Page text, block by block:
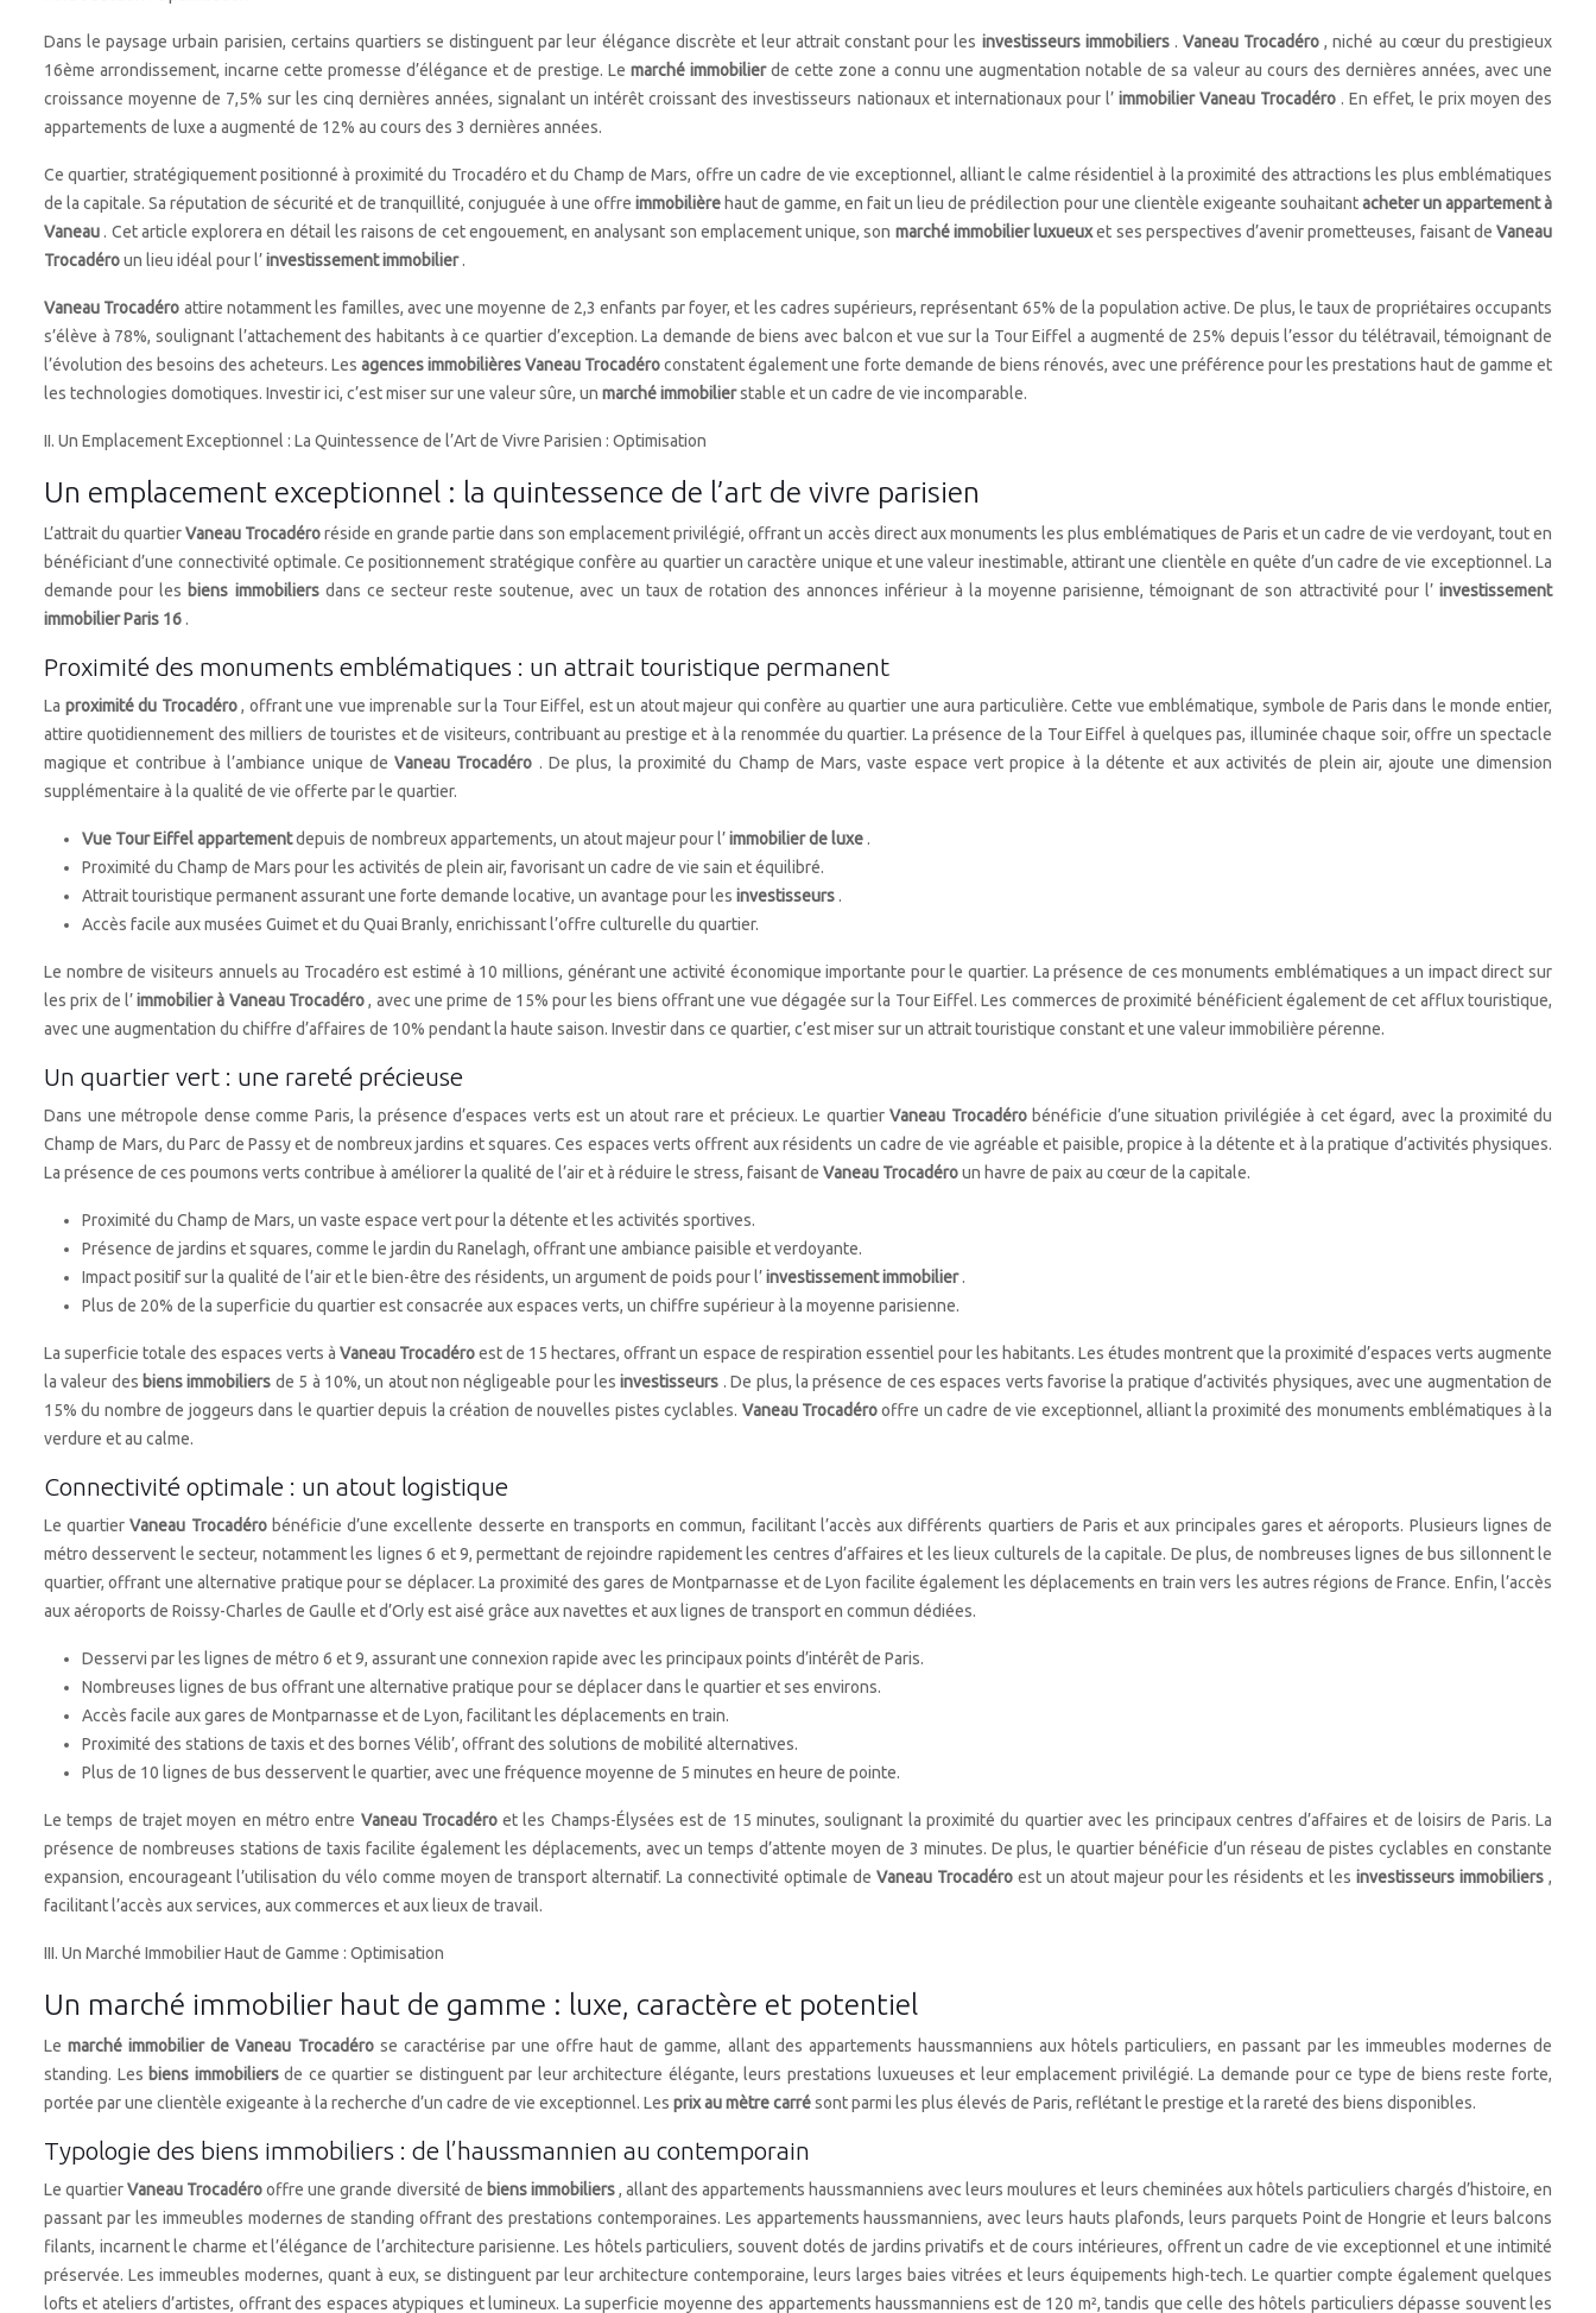
Dans le paysage urbain parisien, certains quartiers se distinguent par leur élégance discrète et leur attrait constant pour les investisseurs immobiliers .Vaneau Trocadéro, niché au cœur du prestigieux
16ème arrondissement, incarne cette promesse d’élégance et de prestige. Le marché immobilierde cette zone a connu une augmentation notable de sa valeur au cours des dernières années, avec une
croissance moyenne de 7,5% sur les cinq dernières années, signalant un intérêt croissant des investisseurs nationaux et internationaux pour l’ immobilier Vaneau Trocadéro . En effet, le prix moyen des
appartements de luxe a augmenté de 12% au cours des 3 dernières années.
Ce quartier, stratégiquement positionné à proximité du Trocadéro et du Champ de Mars, offre un cadre de vie exceptionnel, alliant le calme résidentiel à la proximité des attractions les plus emblématiques
de la capitale. Sa réputation de sécurité et de tranquillité, conjuguée à une offre immobilière haut de gamme, en fait un lieu de prédilection pour une clientèle exigeante souhaitantacheter un appartement à
Vaneau . Cet article explorera en détail les raisons de cet engouement, en analysant son emplacement unique, son marché immobilier luxueuxet ses perspectives d’avenir prometteuses, faisant de Vaneau
Trocadéroun lieu idéal pour l’investissement immobilier.
Vaneau Trocadéro attire notamment les familles, avec une moyenne de 2,3 enfants par foyer, et les cadres supérieurs, représentant 65% de la population active. De plus, le taux de propriétaires occupants
s’élève à 78%, soulignant l’attachement des habitants à ce quartier d’exception. La demande de biens avec balcon et vue sur la Tour Eiffel a augmenté de 25% depuis l’essor du télétravail, témoignant de
l’évolution des besoins des acheteurs. Lesagences immobilières Vaneau Trocadéroconstatent également une forte demande de biens rénovés, avec une préférence pour les prestations haut de gamme et
les technologies domotiques. Investir ici, c’est miser sur une valeur sûre, un marché immobilierstable et un cadre de vie incomparable.
II. Un Emplacement Exceptionnel : La Quintessence de l’Art de Vivre Parisien : Optimisation
Un emplacement exceptionnel : la quintessence de l’art de vivre parisien
L’attrait du quartierVaneau Trocadéroréside en grande partie dans son emplacement privilégié, offrant un accès direct aux monuments les plus emblématiques de Paris et un cadre de vie verdoyant, tout en
bénéficiant d’une connectivité optimale. Ce positionnement stratégique confère au quartier un caractère unique et une valeur inestimable, attirant une clientèle en quête d’un cadre de vie exceptionnel. La
demande pour les biens immobiliers dans ce secteur reste soutenue, avec un taux de rotation des annonces inférieur à la moyenne parisienne, témoignant de son attractivité pour l’investissement
immobilier Paris 16 .
Proximité des monuments emblématiques : un attrait touristique permanent
La proximité du Trocadéro, offrant une vue imprenable sur la Tour Eiffel, est un atout majeur qui confère au quartier une aura particulière. Cette vue emblématique, symbole de Paris dans le monde entier,
attire quotidiennement des milliers de touristes et de visiteurs, contribuant au prestige et à la renommée du quartier. La présence de la Tour Eiffel à quelques pas, illuminée chaque soir, offre un spectacle
magique et contribue à l’ambiance unique deVaneau Trocadéro . De plus, la proximité du Champ de Mars, vaste espace vert propice à la détente et aux activités de plein air, ajoute une dimension
supplémentaire à la qualité de vie offerte par le quartier.
Vue Tour Eiffel appartementdepuis de nombreux appartements, un atout majeur pour l’immobilier de luxe .
Proximité du Champ de Mars pour les activités de plein air, favorisant un cadre de vie sain et équilibré.
Attrait touristique permanent assurant une forte demande locative, un avantage pour les investisseurs .
Accès facile aux musées Guimet et du Quai Branly, enrichissant l’offre culturelle du quartier.
Le nombre de visiteurs annuels au Trocadéro est estimé à 10 millions, générant une activité économique importante pour le quartier. La présence de ces monuments emblématiques a un impact direct sur
les prix de l’immobilier à Vaneau Trocadéro, avec une prime de 15% pour les biens offrant une vue dégagée sur la Tour Eiffel. Les commerces de proximité bénéficient également de cet afflux touristique,
avec une augmentation du chiffre d’affaires de 10% pendant la haute saison. Investir dans ce quartier, c’est miser sur un attrait touristique constant et une valeur immobilière pérenne.
Un quartier vert : une rareté précieuse
Dans une métropole dense comme Paris, la présence d’espaces verts est un atout rare et précieux. Le quartier Vaneau Trocadéro bénéficie d’une situation privilégiée à cet égard, avec la proximité du
Champ de Mars, du Parc de Passy et de nombreux jardins et squares. Ces espaces verts offrent aux résidents un cadre de vie agréable et paisible, propice à la détente et à la pratique d’activités physiques.
La présence de ces poumons verts contribue à améliorer la qualité de l’air et à réduire le stress, faisant de Vaneau Trocadéroun havre de paix au cœur de la capitale.
Proximité du Champ de Mars, un vaste espace vert pour la détente et les activités sportives.
Présence de jardins et squares, comme le jardin du Ranelagh, offrant une ambiance paisible et verdoyante.
Impact positif sur la qualité de l’air et le bien-être des résidents, un argument de poids pour l’investissement immobilier.
Plus de 20% de la superficie du quartier est consacrée aux espaces verts, un chiffre supérieur à la moyenne parisienne.
La superficie totale des espaces verts àVaneau Trocadéroest de 15 hectares, offrant un espace de respiration essentiel pour les habitants. Les études montrent que la proximité d’espaces verts augmente
la valeur des biens immobiliers de 5 à 10%, un atout non négligeable pour lesinvestisseurs . De plus, la présence de ces espaces verts favorise la pratique d’activités physiques, avec une augmentation de
15% du nombre de joggeurs dans le quartier depuis la création de nouvelles pistes cyclables. Vaneau Trocadérooffre un cadre de vie exceptionnel, alliant la proximité des monuments emblématiques à la
verdure et au calme.
Connectivité optimale : un atout logistique
Le quartierVaneau Trocadéro bénéficie d’une excellente desserte en transports en commun, facilitant l’accès aux différents quartiers de Paris et aux principales gares et aéroports. Plusieurs lignes de
métro desservent le secteur, notamment les lignes 6 et 9, permettant de rejoindre rapidement les centres d’affaires et les lieux culturels de la capitale. De plus, de nombreuses lignes de bus sillonnent le
quartier, offrant une alternative pratique pour se déplacer. La proximité des gares de Montparnasse et de Lyon facilite également les déplacements en train vers les autres régions de France. Enfin, l’accès
aux aéroports de Roissy-Charles de Gaulle et d’Orly est aisé grâce aux navettes et aux lignes de transport en commun dédiées.
Desservi par les lignes de métro 6 et 9, assurant une connexion rapide avec les principaux points d’intérêt de Paris.
Nombreuses lignes de bus offrant une alternative pratique pour se déplacer dans le quartier et ses environs.
Accès facile aux gares de Montparnasse et de Lyon, facilitant les déplacements en train.
Proximité des stations de taxis et des bornes Vélib’, offrant des solutions de mobilité alternatives.
Plus de 10 lignes de bus desservent le quartier, avec une fréquence moyenne de 5 minutes en heure de pointe.
Le temps de trajet moyen en métro entre Vaneau Trocadéroet les Champs-Élysées est de 15 minutes, soulignant la proximité du quartier avec les principaux centres d’affaires et de loisirs de Paris. La
présence de nombreuses stations de taxis facilite également les déplacements, avec un temps d’attente moyen de 3 minutes. De plus, le quartier bénéficie d’un réseau de pistes cyclables en constante
expansion, encourageant l’utilisation du vélo comme moyen de transport alternatif. La connectivité optimale de Vaneau Trocadéro est un atout majeur pour les résidents et lesinvestisseurs immobiliers,
facilitant l’accès aux services, aux commerces et aux lieux de travail.
III. Un Marché Immobilier Haut de Gamme : Optimisation
Un marché immobilier haut de gamme : luxe, caractère et potentiel
Lemarché immobilier de Vaneau Trocadéro se caractérise par une offre haut de gamme, allant des appartements haussmanniens aux hôtels particuliers, en passant par les immeubles modernes de
standing. Les biens immobiliersde ce quartier se distinguent par leur architecture élégante, leurs prestations luxueuses et leur emplacement privilégié. La demande pour ce type de biens reste forte,
portée par une clientèle exigeante à la recherche d’un cadre de vie exceptionnel. Les prix au mètre carrésont parmi les plus élevés de Paris, reflétant le prestige et la rareté des biens disponibles.
Typologie des biens immobiliers : de l’haussmannien au contemporain
Le quartierVaneau Trocadérooffre une grande diversité de biens immobiliers, allant des appartements haussmanniens avec leurs moulures et leurs cheminées aux hôtels particuliers chargés d’histoire, en
passant par les immeubles modernes de standing offrant des prestations contemporaines. Les appartements haussmanniens, avec leurs hauts plafonds, leurs parquets Point de Hongrie et leurs balcons
filants, incarnent le charme et l’élégance de l’architecture parisienne. Les hôtels particuliers, souvent dotés de jardins privatifs et de cours intérieures, offrent un cadre de vie exceptionnel et une intimité
préservée. Les immeubles modernes, quant à eux, se distinguent par leur architecture contemporaine, leurs larges baies vitrées et leurs équipements high-tech. Le quartier compte également quelques
lofts et ateliers d’artistes, offrant des espaces atypiques et lumineux. La superficie moyenne des appartements haussmanniens est de 120 m², tandis que celle des hôtels particuliers dépasse souvent les